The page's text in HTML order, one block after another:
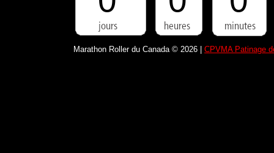
Marathon Roller du Canada © 2026 | CPVMA Patinage